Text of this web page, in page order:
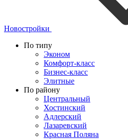
Новостройки
По типу
Эконом
Комфорт-класс
Бизнес-класс
Элитные
По району
Центральный
Хостинский
Адлерский
Лазаревский
Красная Поляна